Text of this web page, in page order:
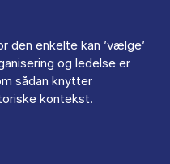
den enkelte kan ’vælge’
og ledelse er
sådan knytter
kontekst.